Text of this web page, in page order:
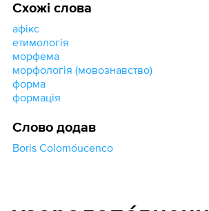
Схожі слова
афікс
етимологія
морфема
морфологія (мовознавство)
форма
формація
Слово додав
Boris Colomóucenco